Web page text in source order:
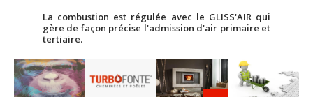
La combustion est régulée avec le GLISS'AIR qui
gère de façon précise l'admission d'air primaire et
tertiaire.